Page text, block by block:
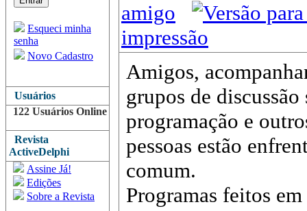
Esqueci minha
senha
Novo Cadastro
Usuários
122 Usuários Online
Revista
ActiveDelphi
Assine Já!
Edições
Sobre a Revista
amigo
impressão
Amigos,
grupos de discussão
programação e
pessoas estão
comum.
Programas feitos